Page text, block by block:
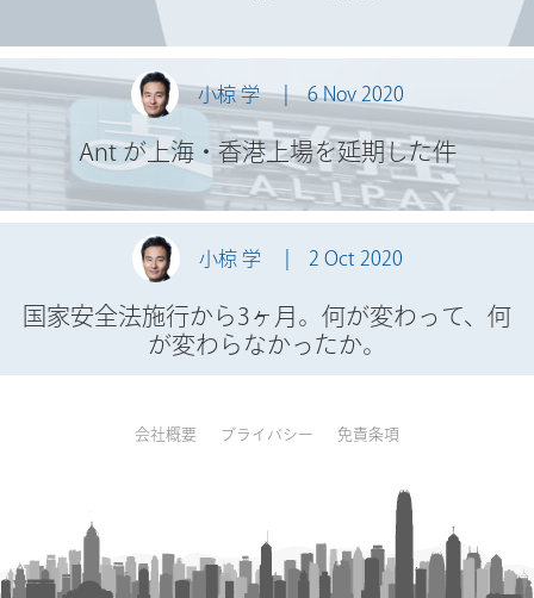
小椋 学 6 Nov 2020
Ant が上海・香港上場を延期した件
小椋 学 2 Oct 2020
国家安全法施行から3ヶ月。何が変わって、何
が変わらなかったか。
会社概要 プライバシー 免責条項